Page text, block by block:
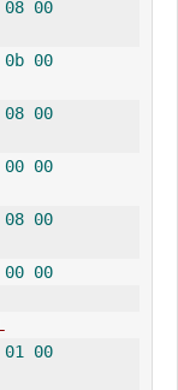
08 00
0b 00
08 00
00 00
08 00
00 00
01
00